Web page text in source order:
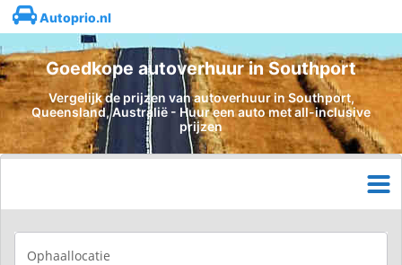
Autoprio.nl
Goedkope autoverhuur in Southport
Vergelijk de prijzen van autoverhuur in Southport,
Queensland, Australië - Huur een auto met all-inclusive
prijzen
Ophaallocatie